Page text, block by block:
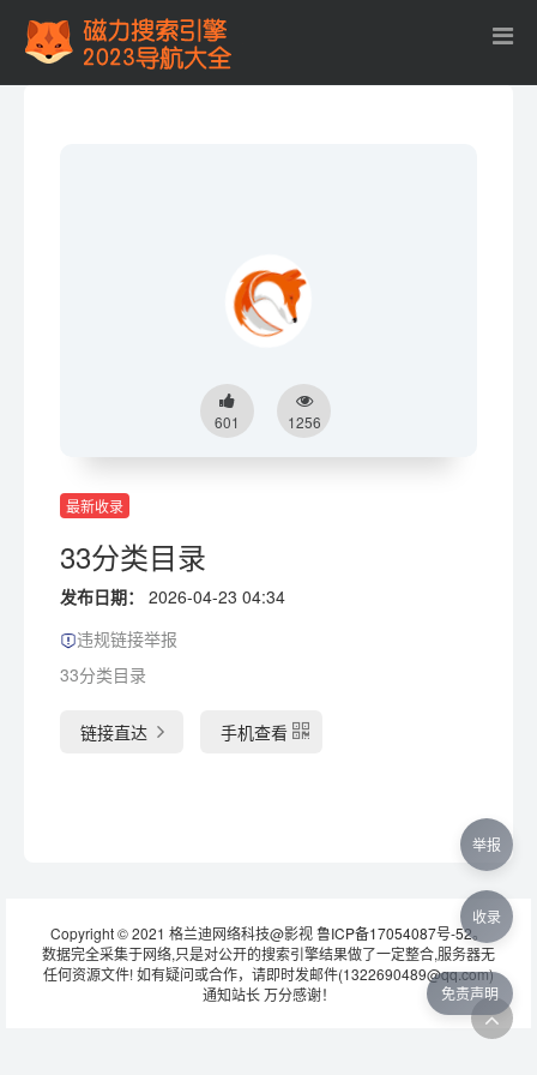
601 1256
最新收录
33分类目录
发布日期：
2026-04-23 04:34
违规链接举报
33分类目录
链接直达 手机查看
Copyright © 2021 格兰迪网络科技@影视鲁ICP备17054087号-52。
数据完全采集于网络,只是对公开的搜索引擎结果做了一定整合,服务器无
任何资源文件! 如有疑问或合作，请即时发邮件(1322690489@qq.com)
通知站长 万分感谢！
免责声明
举报
收录